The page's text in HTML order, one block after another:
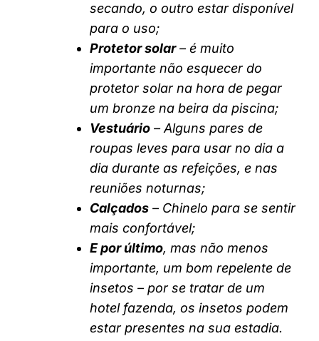
secando, o outro estar disponível
para o uso;
Protetor solar– é muito
importante não esquecer do
protetor solar na hora de pegar
um bronze na beira da piscina;
Vestuário – Alguns pares de
roupas leves para usar no dia a
dia durante as refeições, e nas
reuniões noturnas;
Calçados – Chinelo para se sentir
mais confortável;
E por último, mas não menos
importante, um bom repelente de
insetos – por se tratar de um
hotel fazenda, os insetos podem
estar presentes na sua estadia.